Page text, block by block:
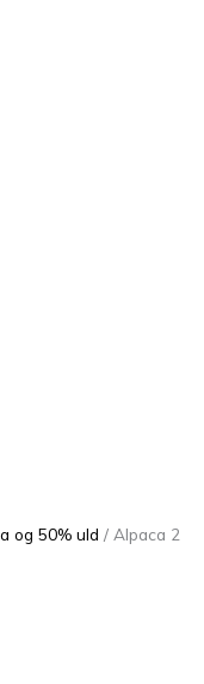
og 50% uld / Alpaca 2